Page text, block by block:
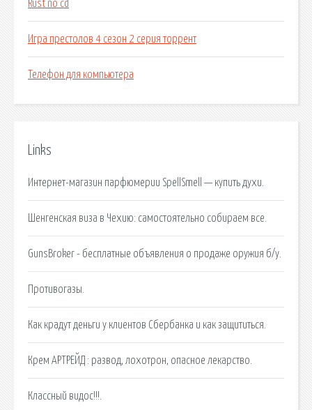
Rust no cd
Игра престолов 4 сезон 2 серия торрент
Телефон для компьютера
Links
Интернет-магазин парфюмерии SpellSmell — купить духи.
Шенгенская виза в Чехию: самостоятельно собираем все.
GunsBroker - бесплатные объявления о продаже оружия б/у.
Противогазы.
Как крадут деньги у клиентов Сбербанка и как защититься.
Крем АРТРЕЙД : развод, лохотрон, опасное лекарство.
Классный видос!!!.